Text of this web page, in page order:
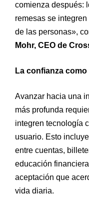
comienza después:
remesas se
de las personas»,
Mohr, CEO de
La confianza
Avanzar hacia una
más profunda
integren tecnología
usuario. Esto
entre cuentas,
educación
aceptación que
vida diaria.